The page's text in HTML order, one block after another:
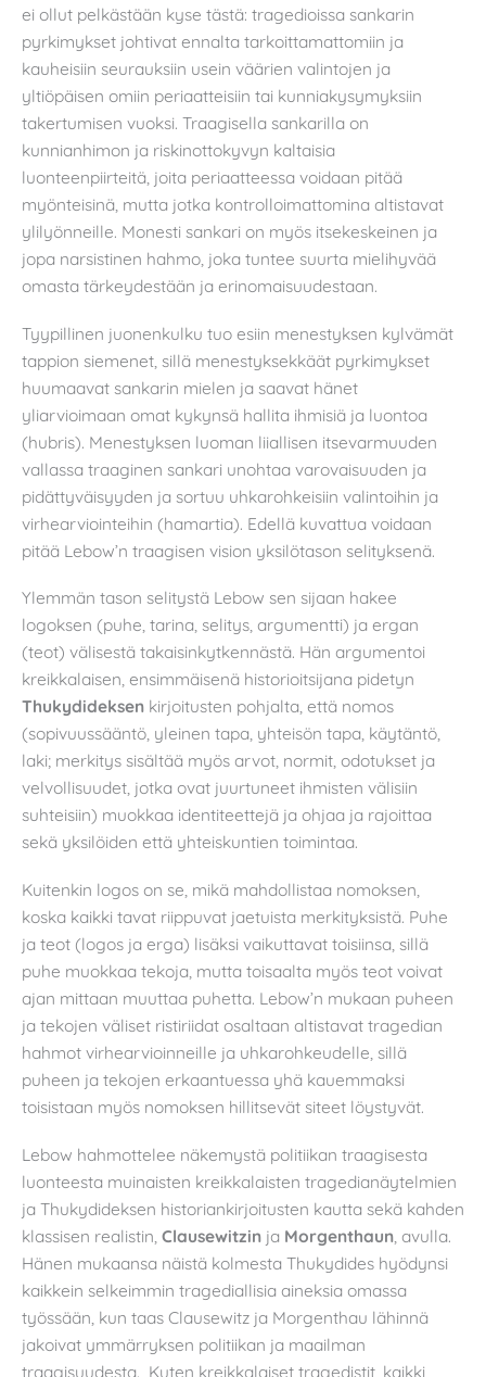
ei ollut pelkästään kyse tästä: tragedioissa sankarin
pyrkimykset johtivat ennalta tarkoittamattomiin ja
kauheisiin seurauksiin usein väärien valintojen ja
yltiöpäisen omiin periaatteisiin tai kunniakysymyksiin
takertumisen vuoksi. Traagisella sankarilla on
kunnianhimon ja riskinottokyvyn kaltaisia
luonteenpiirteitä, joita periaatteessa voidaan pitää
myönteisinä, mutta jotka kontrolloimattomina altistavat
ylilyönneille. Monesti sankari on myös itsekeskeinen ja
jopa narsistinen hahmo, joka tuntee suurta mielihyvää
omasta tärkeydestään ja erinomaisuudestaan.
Tyypillinen juonenkulku tuo esiin menestyksen kylvämät
tappion siemenet, sillä menestyksekkäät pyrkimykset
huumaavat sankarin mielen ja saavat hänet
yliarvioimaan omat kykynsä hallita ihmisiä ja luontoa
(hubris). Menestyksen luoman liiallisen itsevarmuuden
vallassa traaginen sankari unohtaa varovaisuuden ja
pidättyväisyyden ja sortuu uhkarohkeisiin valintoihin ja
virhearviointeihin (hamartia). Edellä kuvattua voidaan
pitää Lebow’n traagisen vision yksilötason selityksenä.
Ylemmän tason selitystä Lebow sen sijaan hakee
logoksen (puhe, tarina, selitys, argumentti) ja ergan
(teot) välisestä takaisinkytkennästä. Hän argumentoi
kreikkalaisen, ensimmäisenä historioitsijana pidetyn
Thukydideksen kirjoitusten pohjalta, että nomos
(sopivuussääntö, yleinen tapa, yhteisön tapa, käytäntö,
laki; merkitys sisältää myös arvot, normit, odotukset ja
velvollisuudet, jotka ovat juurtuneet ihmisten välisiin
suhteisiin) muokkaa identiteettejä ja ohjaa ja rajoittaa
sekä yksilöiden että yhteiskuntien toimintaa.
Kuitenkin logos on se, mikä mahdollistaa nomoksen,
koska kaikki tavat riippuvat jaetuista merkityksistä. Puhe
ja teot (logos ja erga) lisäksi vaikuttavat toisiinsa, sillä
puhe muokkaa tekoja, mutta toisaalta myös teot voivat
ajan mittaan muuttaa puhetta. Lebow’n mukaan puheen
ja tekojen väliset ristiriidat osaltaan altistavat tragedian
hahmot virhearvioinneille ja uhkarohkeudelle, sillä
puheen ja tekojen erkaantuessa yhä kauemmaksi
toisistaan myös nomoksen hillitsevät siteet löystyvät.
Lebow hahmottelee näkemystä politiikan traagisesta
luonteesta muinaisten kreikkalaisten tragedianäytelmien
ja Thukydideksen historiankirjoitusten kautta sekä kahden
klassisen realistin, Clausewitzin ja Morgenthaun , avulla.
Hänen mukaansa näistä kolmesta Thukydides hyödynsi
kaikkein selkeimmin tragediallisia aineksia omassa
työssään, kun taas Clausewitz ja Morgenthau lähinnä
jakoivat ymmärryksen politiikan ja maailman
traagisuudesta. Kuten kreikkalaiset tragedistit, kaikki